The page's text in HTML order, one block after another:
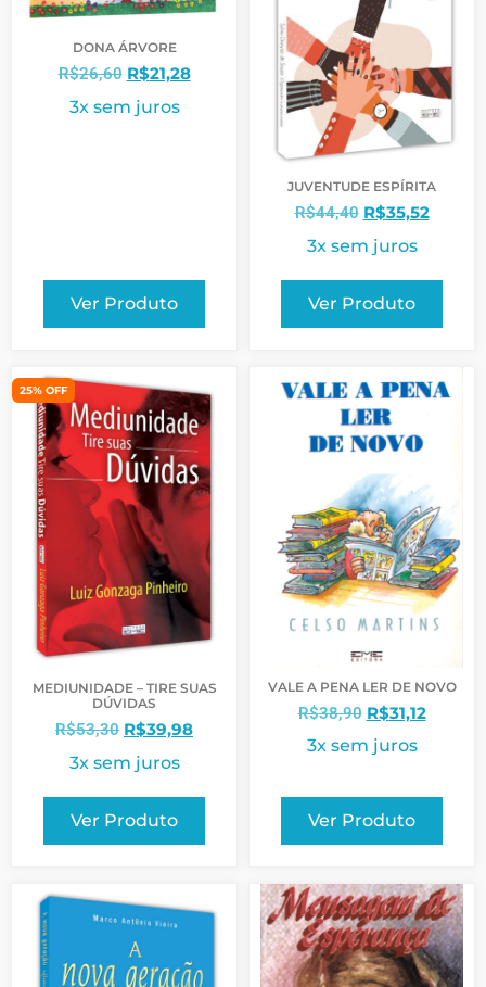
DONA ÁRVORE
R$26,60 R$21,28
3x sem juros
Ver Produto
JUVENTUDE ESPÍRITA
R$44,40 R$35,52
3x sem juros
Ver Produto
25% OFF
MEDIUNIDADE – TIRE SUAS
DÚVIDAS
R$53,30 R$39,98
3x sem juros
Ver Produto
VALE A PENA LER DE NOVO
R$38,90 R$31,12
3x sem juros
Ver Produto